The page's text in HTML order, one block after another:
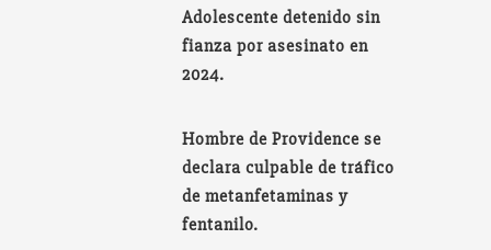
Adolescente detenido sin
fianza por asesinato en
2024.
Hombre de Providence se
declara culpable de tráfico
de metanfetaminas y
fentanilo.